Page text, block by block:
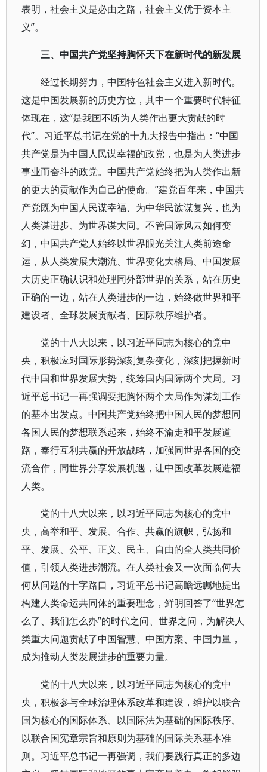
表明，社会主义是必由之路，社会主义优于资本主
义”。
三、中国共产党坚持胸怀天下在新时代的新发展
经过长期努力，中国特色社会主义进入新时代。
这是中国发展新的历史方位，其中一个重要时代特征
体现在，这“是我国不断为人类作出更大贡献的时
代”。习近平总书记在党的十九大报告中指出：“中国
共产党是为中国人民谋幸福的政党，也是为人类进步
事业而奋斗的政党。中国共产党始终把为人类作出新
的更大的贡献作为自己的使命。”建党百年来，中国共
产党既为中国人民谋幸福、为中华民族谋复兴，也为
人类谋进步、为世界谋大同。不管国际风云如何变
幻，中国共产党人始终以世界眼光关注人类前途命
运，从人类发展大潮流、世界变化大格局、中国发展
大历史正确认识和处理同外部世界的关系，站在历史
正确的一边，站在人类进步的一边，始终做世界和平
建设者、全球发展贡献者、国际秩序维护者。
党的十八大以来，以习近平同志为核心的党中
央，积极应对国际形势深刻复杂变化，深刻把握新时
代中国和世界发展大势，统筹国内国际两个大局。习
近平总书记一再强调要把胸怀两个大局作为谋划工作
的基本出发点。中国共产党始终把中国人民的梦想同
各国人民的梦想联系起来，始终不渝走和平发展道
路，奉行互利共赢的开放战略，加强同世界各国的交
流合作，同世界分享发展机遇，让中国改革发展造福
人类。
党的十八大以来，以习近平同志为核心的党中
央，高举和平、发展、合作、共赢的旗帜，弘扬和
平、发展、公平、正义、民主、自由的全人类共同价
值，引领人类进步潮流。在人类社会又一次面临何去
何从问题的十字路口，习近平总书记高瞻远瞩地提出
构建人类命运共同体的重要理念，鲜明回答了“世界怎
么了、我们怎么办”的时代之问、世界之问，为解决人
类重大问题贡献了中国智慧、中国方案、中国力量，
成为推动人类发展进步的重要力量。
党的十八大以来，以习近平同志为核心的党中
央，积极参与全球治理体系改革和建设，维护以联合
国为核心的国际体系、以国际法为基础的国际秩序、
以联合国宪章宗旨和原则为基础的国际关系基本准
则。习近平总书记一再强调，我们要践行真正的多边